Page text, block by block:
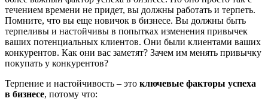
течением времени не придет, вы должны работать и терпеть.
Помните, что вы еще новичок в бизнесе. Вы должны быть
терпеливы и настойчивы в попытках изменения привычек
ваших потенциальных клиентов. Они были клиентами ваших
конкурентов. Как они вас заметят? Зачем им менять привычку
покупать у конкурентов?
Терпение и настойчивость – это ключевые факторы успеха
в бизнесе, потому что: